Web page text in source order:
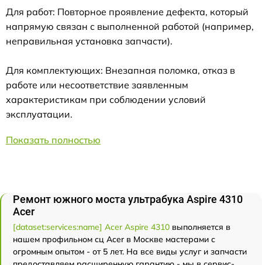
Для работ: Повторное проявление дефекта, который
напрямую связан с выполненной работой (например,
неправильная установка запчасти).
Для комплектующих: Внезапная поломка, отказ в
работе или несоответствие заявленным
характеристикам при соблюдении условий
эксплуатации.
Показать полностью
Ремонт южного моста ультрабука Aspire 4310
Acer
[dataset:services:name] Acer Aspire 4310 выполняется в
нашем профильном сц Acer в Москве мастерами с
огромным опытом - от 5 лет. На все виды услуг и запчасти